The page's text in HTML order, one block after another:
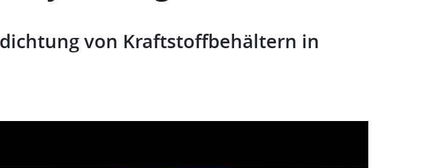
von Kraftstoffbehältern in